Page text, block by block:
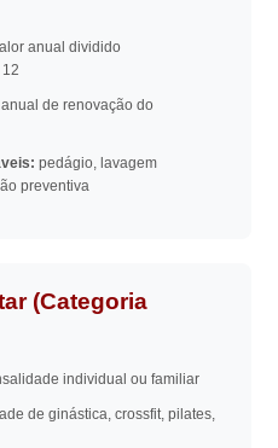
anual dividido
de renovação do
pedágio, lavagem
preventiva
(Categoria
individual ou familiar
de ginástica, crossfit, pilates,